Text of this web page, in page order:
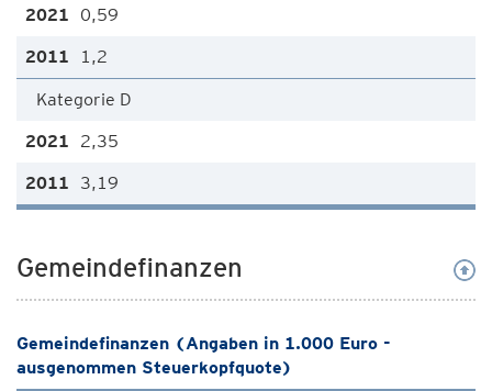
0,59
1,2
Kategorie D
2,35
3,19
Gemeindefinanzen
Gemeindefinanzen (Angaben in 1.000 Euro -
ausgenommen Steuerkopfquote)